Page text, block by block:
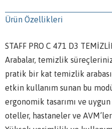
Ürün Özellikleri
STAFF PRO C 471 D3
Arabalar, temizlik
pratik bir kat temizlik
etkin kullanım sunan bu
ergonomik tasarımı ve
oteller, hastaneler ve